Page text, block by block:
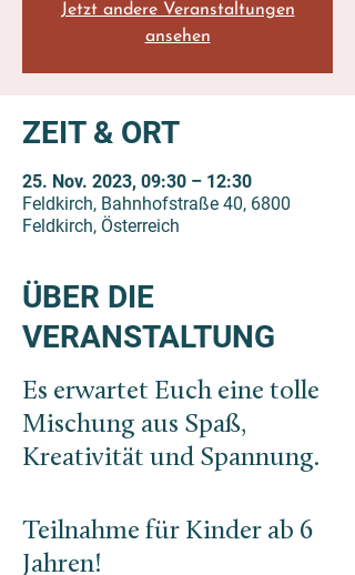
Jetzt andere Veranstaltungen
ansehen
ZEIT & ORT
25. Nov. 2023, 09:30 – 12:30
Feldkirch, Bahnhofstraße 40, 6800
Feldkirch, Österreich
ÜBER DIE
VERANSTALTUNG
Es erwartet Euch eine tolle
Mischung aus Spaß,
Kreativität und Spannung.
Teilnahme für Kinder ab 6
Jahren!